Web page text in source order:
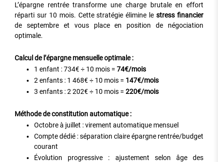
L’épargne rentrée transforme une charge brutale en effort
réparti sur 10 mois. Cette stratégie élimine lestress financier
de septembre et vous place en position de négociation
optimale.
Calcul de l’épargne mensuelle optimale :
1 enfant : 734€ ÷ 10 mois = 74€/mois
2 enfants : 1 468€ ÷ 10 mois = 147€/mois
3 enfants : 2 202€ ÷ 10 mois = 220€/mois
Méthode de constitution automatique :
Octobre à juillet : virement automatique mensuel
Compte dédié : séparation claire épargne rentrée/budget
courant
Évolution progressive : ajustement selon âge des